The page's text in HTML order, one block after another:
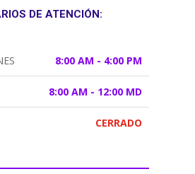
DE ATENCIÓN:
8:00 AM - 4:00 PM
8:00 AM - 12:00 MD
CERRADO